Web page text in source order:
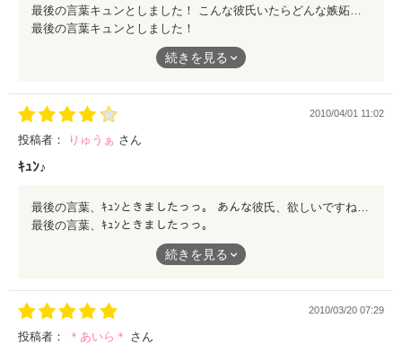
最後の言葉キュンとしました！ こんな彼氏いたらどんな嫉妬をしても直後に胸キュンしまくる毎日になるんだろうなー…！
最後の言葉キュンとしました！
こんな彼氏いたらどんな嫉妬をしても直後に胸キュンしまくる毎
日になるんだろうなー…！続きを見る
2010/04/01 11:02
投稿者： りゅうぁ さん
ｷｭﾝ♪
最後の言葉、ｷｭﾝときましたっっ。
あんな彼氏、欲しいですねー❤
みませんか??
続きを見る
2010/03/20 07:29
投稿者： ＊あいら＊ さん